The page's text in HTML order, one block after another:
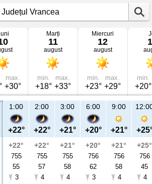
max.
+30°
Marți
11
august
min.
+18°
max.
+33°
Miercuri
12
august
min.
+23°
max.
+29°
min.
+20°
1:00
+22°
+22°
755
55
3
2:00
+22°
+22°
755
57
4
3:00
+21°
+21°
755
58
4
6:00
+20°
+20°
756
62
3
9:00
+21°
+21°
756
58
4
+25°
756
45
4